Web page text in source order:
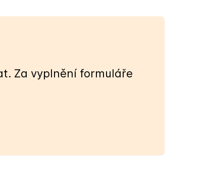
Za vyplnění formuláře